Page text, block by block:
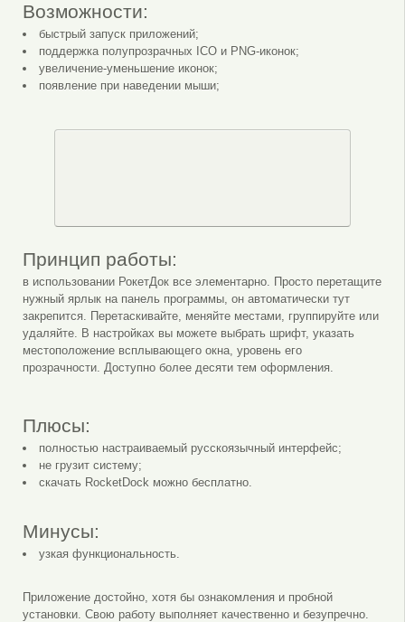
Возможности:
быстрый запуск приложений;
поддержка полупрозрачных ICO и PNG-иконок;
увеличение-уменьшение иконок;
появление при наведении мыши;
Принцип работы:
в использовании РокетДок все элементарно. Просто перетащите
нужный ярлык на панель программы, он автоматически тут
закрепится. Перетаскивайте, меняйте местами, группируйте или
удаляйте. В настройках вы можете выбрать шрифт, указать
местоположение всплывающего окна, уровень его
прозрачности. Доступно более десяти тем оформления.
Плюсы:
полностью настраиваемый русскоязычный интерфейс;
не грузит систему;
скачать RocketDock можно бесплатно.
Минусы:
узкая функциональность.
Приложение достойно, хотя бы ознакомления и пробной
установки. Свою работу выполняет качественно и безупречно.